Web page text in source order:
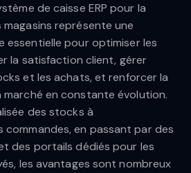
de caisse ERP pour la
représente une
essentielle pour optimiser les
la satisfaction client, gérer
et les achats, et renforcer la
en constante évolution.
des stocks à
commandes, en passant par des
des portails dédiés pour les
les avantages sont nombreux